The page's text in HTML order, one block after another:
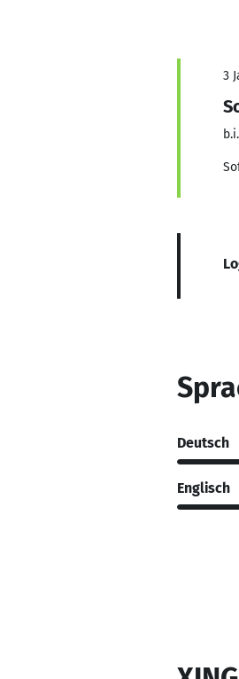
3
Deutsch
Englisch